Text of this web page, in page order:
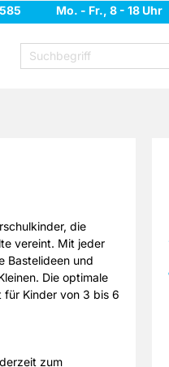
Mo. - Fr., 8 - 18 Uhr
die
vereint. Mit jeder
Bastelideen und
Die optimale
Kinder von 3 bis 6
zum